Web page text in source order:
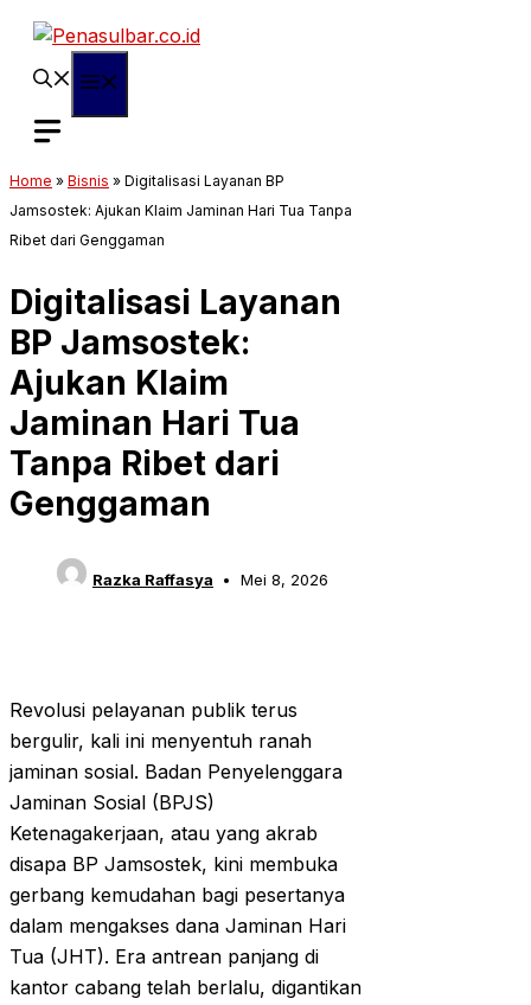
Langsung
Home » Bisnis » Digitalisasi Layanan BP
Jamsostek: Ajukan Klaim Jaminan Hari Tua Tanpa
Ribet dari Genggaman
Digitalisasi Layanan
BP Jamsostek:
Ajukan Klaim
Jaminan Hari Tua
Tanpa Ribet dari
Genggaman
Razka Raffasya Mei 8, 2026
Revolusi pelayanan publik terus
bergulir, kali ini menyentuh ranah
jaminan sosial. Badan Penyelenggara
Jaminan Sosial (BPJS)
Ketenagakerjaan, atau yang akrab
disapa BP Jamsostek, kini membuka
gerbang kemudahan bagi pesertanya
dalam mengakses dana Jaminan Hari
Tua (JHT). Era antrean panjang di
kantor cabang telah berlalu, digantikan